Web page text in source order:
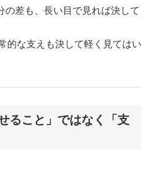
の差も、長い目で見れば決して
的な支えも決して軽く見てはい
ること」ではなく「支